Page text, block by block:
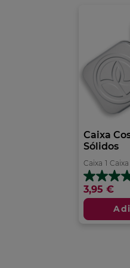
Caixa
Sólidos
Caixa 1 Caixa
4.1
em
5
estrelas.
21
3,95 €